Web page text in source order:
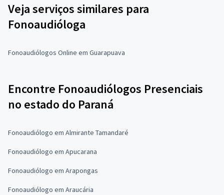
Veja serviços similares para
Fonoaudióloga
Fonoaudiólogos Online em Guarapuava
Encontre Fonoaudiólogos Presenciais
no estado do Paraná
Fonoaudiólogo em Almirante Tamandaré
Fonoaudiólogo em Apucarana
Fonoaudiólogo em Arapongas
Fonoaudiólogo em Araucária